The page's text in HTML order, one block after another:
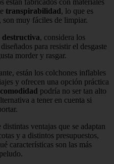
transpirabilidad, lo que es
son muy fáciles de limpiar.
destructiva, considera los
para resistir el desgaste
morder y rasgar.
están los colchones inflables
y ofrecen una opción práctica
comodidad podría no ser tan alto
a tener en cuenta si
ventajas que se adaptan
y a distintos presupuestos,
características son las más